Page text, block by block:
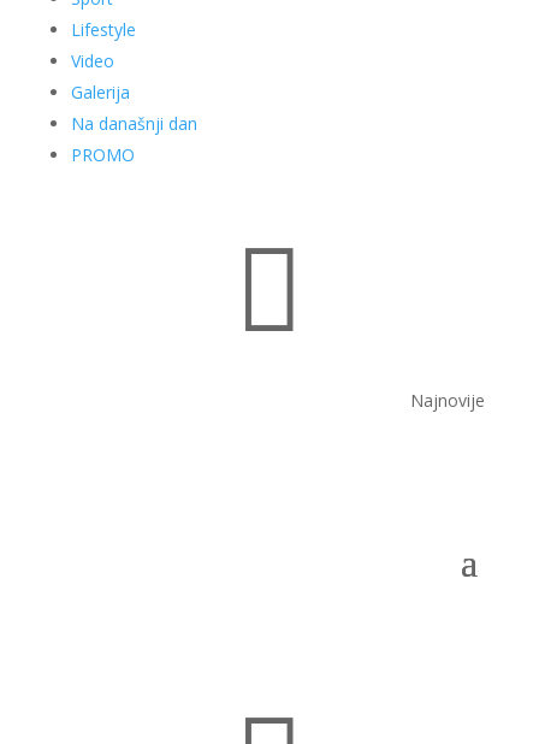
Lifestyle
Video
Galerija
Na današnji dan
PROMO

Najnovije